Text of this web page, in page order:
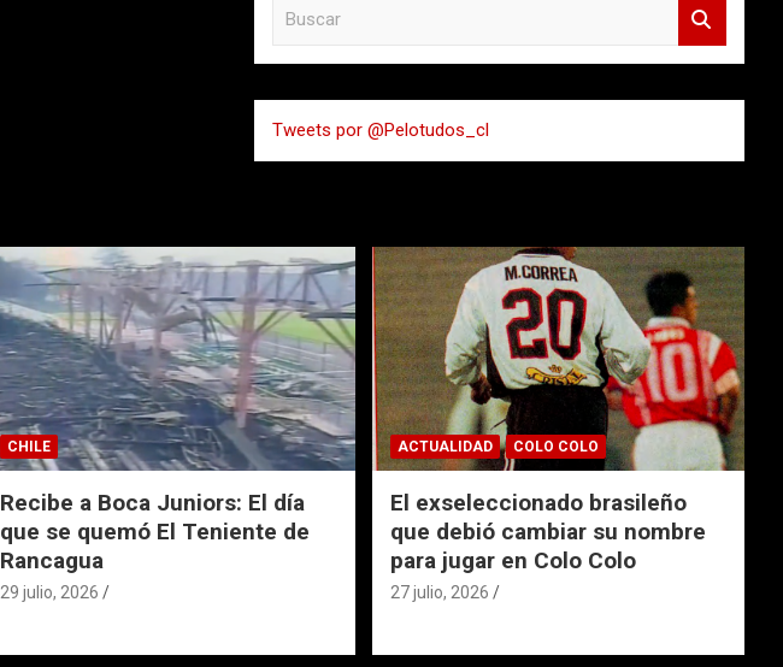
a
r
Tweets por @Pelotudos_cl
CHILE
Recibe a Boca Juniors: El día
que se quemó El Teniente de
Rancagua
29 julio, 2026
ACTUALIDAD COLO COLO
El exseleccionado brasileño
que debió cambiar su nombre
para jugar en Colo Colo
27 julio, 2026